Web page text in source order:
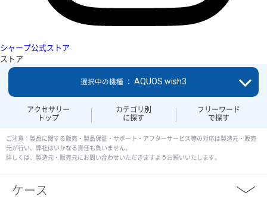
シャープ公式ストア
ストア
アクセサリー
トップ
カテゴリ別
に探す
フリーワード
で探す
選択中の機種 ： AQUOS wish3
ご注意：製品に関する販売・製品保証・サポート・アフターサービス等の対応は製造元・販売
元が行い、弊社はいかなる責任も負いません。
詳しくは、製造元・販売元にお問い合わせいただきますようお願いいたします。
ケース